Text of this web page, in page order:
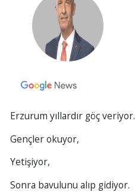
Erzurum yıllardır göç veriyor.
Gençler okuyor,
Yetişiyor,
Sonra bavulunu alıp gidiyor.